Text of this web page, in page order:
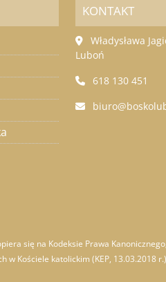
KONTAKT
Władysława
Luboń
618 130 451
się na Kodeksie Prawa
w Kościele katolickim (KEP, 13.03.2018